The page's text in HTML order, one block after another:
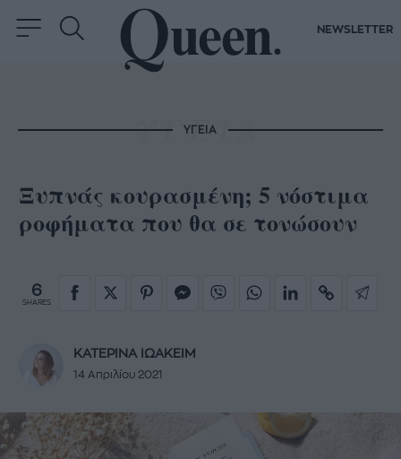
NEWSLETTER
ΥΓΕΙΑ
Ξυπνάς κουρασμένη; 5 νόστιμα
ροφήματα που θα σε τονώσουν
6
SHARES
ΚΑΤΕΡΙΝΑ ΙΩΑΚΕΙΜ
14 Απριλίου 2021